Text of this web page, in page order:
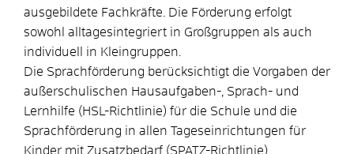
ausgebildete Fachkräfte. Die Förderung erfolgt
sowohl alltagesintegriert in Großgruppen als auch
individuell in Kleingruppen.
Die Sprachförderung berücksichtigt die Vorgaben der
außerschulischen Hausaufgaben-, Sprach- und
Lernhilfe (HSL-Richtlinie) für die Schule und die
Sprachförderung in allen Tageseinrichtungen für
Kinder mit Zusatzbedarf (SPATZ-Richtlinie).